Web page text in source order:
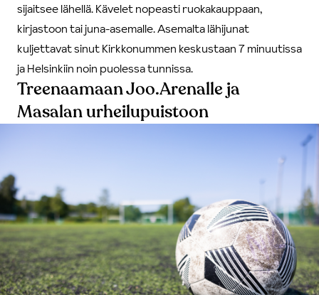
sijaitsee lähellä. Kävelet nopeasti ruokakauppaan,
kirjastoon tai juna-asemalle. Asemalta lähijunat
kuljettavat sinut Kirkkonummen keskustaan 7 minuutissa
ja Helsinkiin noin puolessa tunnissa.
Treenaamaan Joo.Arenalle ja
Masalan urheilupuistoon